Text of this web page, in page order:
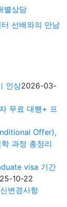
별상담
선배와의 만남
인상2026-03-
무료 대행+ 프
Offer),
과정 총정리
visa 기간
10-22
변경사항